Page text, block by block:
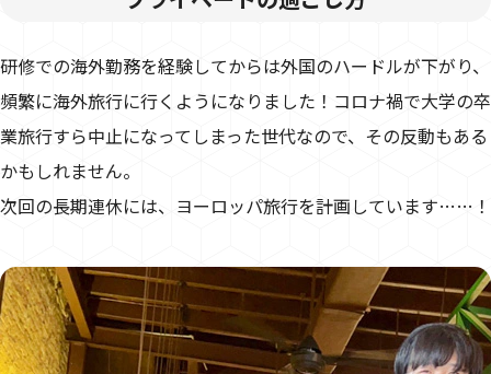
研修での海外勤務を経験してからは外国のハードルが下がり、
頻繁に海外旅行に行くようになりました！コロナ禍で大学の卒
業旅行すら中止になってしまった世代なので、その反動もある
かもしれません。
次回の長期連休には、ヨーロッパ旅行を計画しています……！